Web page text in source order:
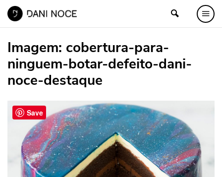
Imagem: cobertura-para-
ninguem-botar-defeito-dani-
noce-destaque
Save